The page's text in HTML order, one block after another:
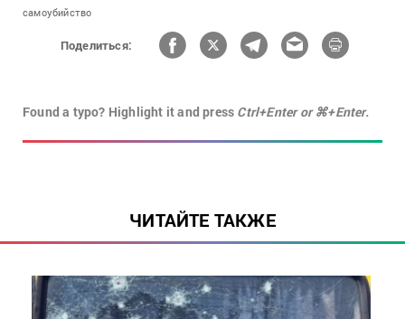
самоубийство
Поделиться:
Found a typo? Highlight it and press Ctrl+Enter or ⌘+Enter.
ЧИТАЙТЕ ТАКЖЕ